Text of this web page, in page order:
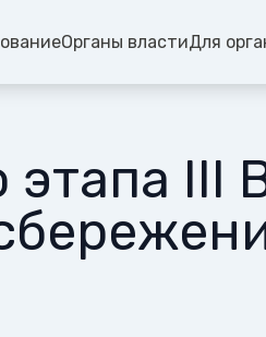
Органы властиДля
III